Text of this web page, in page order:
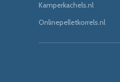
Kamperkachels.nl
Onlinepelletkorrels.nl